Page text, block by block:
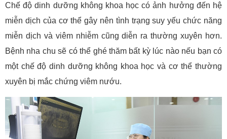
Chế độ dinh dưỡng không khoa học có ảnh hưởng đến hệ
miễn dịch của cơ thể gây nên tình trạng suy yếu chức năng
miễn dịch và viêm nhiễm cũng diễn ra thường xuyên hơn.
Bệnh nha chu sẽ có thể ghé thăm bất kỳ lúc nào nếu bạn có
một chế độ dinh dưỡng không khoa học và cơ thể thường
xuyên bị mắc chứng viêm nướu.